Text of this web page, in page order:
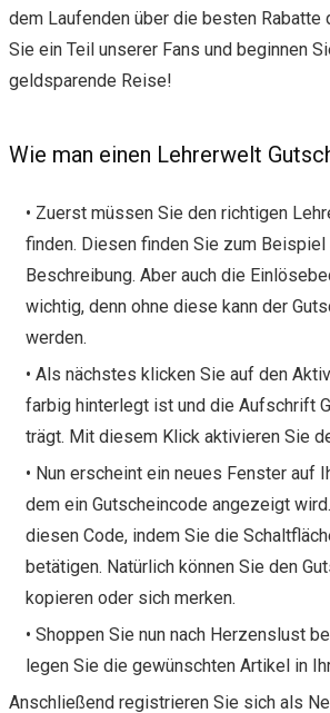
dem Laufenden über die besten Rabatte
Sie ein Teil unserer Fans und beginnen
geldsparende Reise!
Wie man einen Lehrerwelt
• Zuerst müssen Sie den richtigen
finden. Diesen finden Sie zum Beispiel
Beschreibung. Aber auch die
wichtig, denn ohne diese kann der
werden.
• Als nächstes klicken Sie auf den
farbig hinterlegt ist und die Aufschrift
trägt. Mit diesem Klick aktivieren Sie
• Nun erscheint ein neues Fenster auf
dem ein Gutscheincode angezeigt
diesen Code, indem Sie die
betätigen. Natürlich können Sie den
kopieren oder sich merken.
• Shoppen Sie nun nach Herzenslust
legen Sie die gewünschten Artikel in
Anschließend registrieren Sie sich als